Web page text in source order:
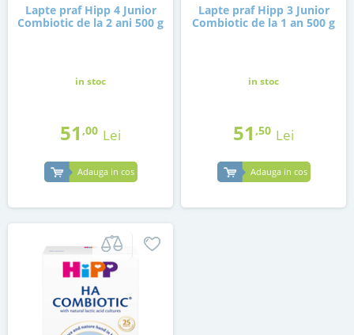
Lapte praf Hipp 4 Junior
Combiotic de la 2 ani 500 g
in stoc
51 ,00 Lei
Adauga in cos
Lapte praf Hipp 3 Junior
Combiotic de la 1 an 500 g
in stoc
51 ,50 Lei
Adauga in cos